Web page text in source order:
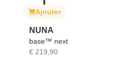
Ajouter
NUNA
base™ next
€ 219,90